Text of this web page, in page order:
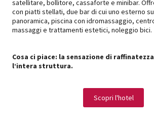
satellitare, bollitore, cassaforte e minibar.
con piatti stellati, due bar di cui uno esterno
panoramica, piscina con idromassaggio,
massaggi e trattamenti estetici, noleggio bici.
Cosa ci piace: la sensazione di
l’intera struttura.
Scopri l'hotel